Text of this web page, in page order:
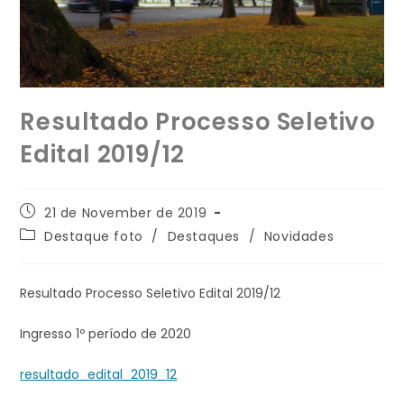
Resultado Processo Seletivo
Edital 2019/12
21 de November de 2019
Destaque foto / Destaques / Novidades
Resultado Processo Seletivo Edital 2019/12
Ingresso 1º período de 2020
resultado_edital_2019_12